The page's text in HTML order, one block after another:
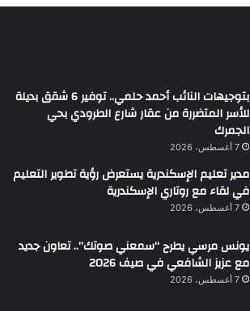
بتوجيهات النائب أحمد حلمي.. توفير 6 شقق بديلة
للأسر المتضررة من عقار شارع الطرودي بحي
الجمرك
7 أغسطس، 2026
مدير تعليم الإسكندرية يستعرض رؤية تطوير التعليم
في لقاء مع روتاري الإسكندرية
7 أغسطس، 2026
يونس مرسي يطرح “سمعني صوتك”.. تعاون جديد
مع عزيز الشافعي في صيف 2026
7 أغسطس، 2026